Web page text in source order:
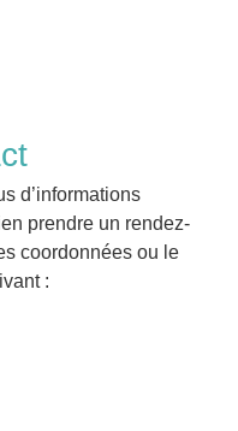
d’informations
prendre un rendez-
coordonnées ou le
: